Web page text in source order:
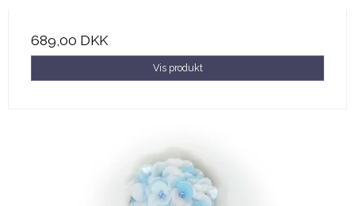
689,00 DKK
Vis produkt